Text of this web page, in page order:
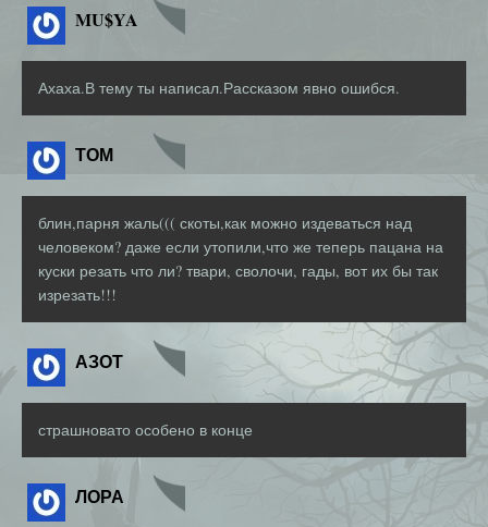
MU$YA
Ахаха.В тему ты написал.Рассказом явно ошибся.
ТОМ
блин,парня жаль((( скоты,как можно издеваться над
человеком? даже если утопили,что же теперь пацана на
куски резать что ли? твари, сволочи, гады, вот их бы так
изрезать!!!
АЗОТ
страшновато особено в конце
ЛОРА